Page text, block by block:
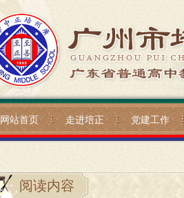
网站首页 走进培正 党建工作
阅读内容